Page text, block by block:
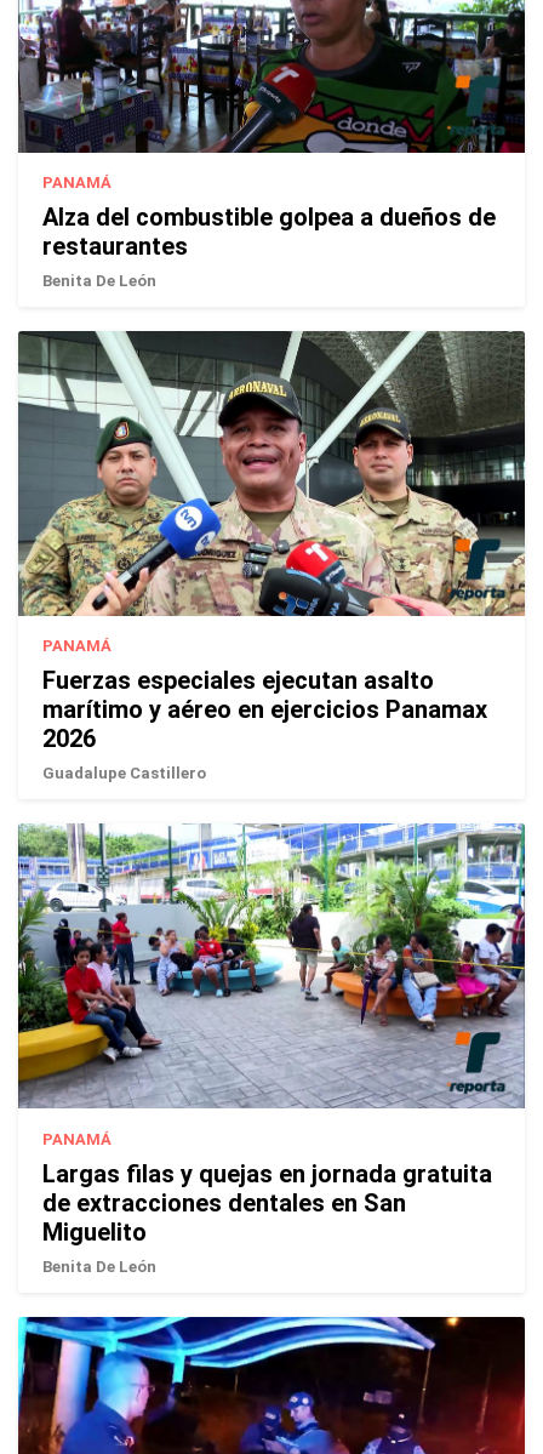
PANAMÁ
Alza del combustible golpea a dueños de
restaurantes
Benita De León
PANAMÁ
Fuerzas especiales ejecutan asalto
marítimo y aéreo en ejercicios Panamax
2026
Guadalupe Castillero
PANAMÁ
Largas filas y quejas en jornada gratuita
de extracciones dentales en San
Miguelito
Benita De León